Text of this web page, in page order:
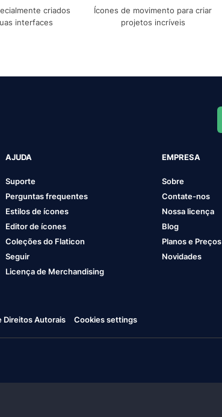
criados
interfaces
Ícones de movimento para criar
projetos incríveis
AJUDA
Suporte
Perguntas frequentes
Estilos de ícones
Editor de ícones
Coleções do Flaticon
Seguir
Licença de Merchandising
EMPRESA
Sobre
Contate-nos
Nossa licença
Blog
Planos e Preços
Novidades
Direitos Autorais Cookies settings